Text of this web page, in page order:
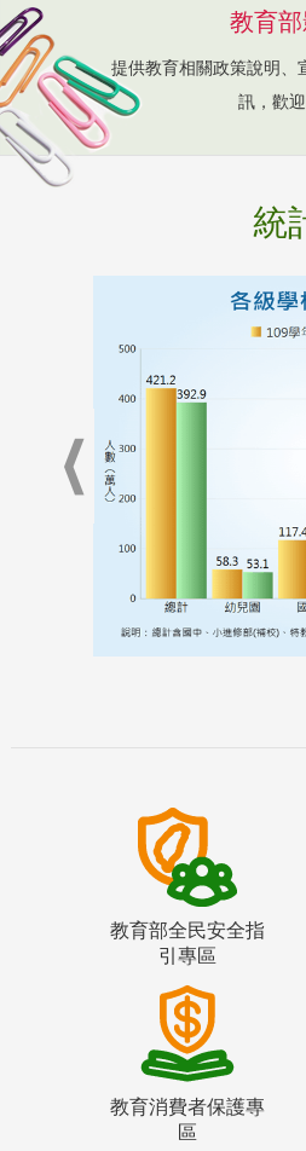
教育
提供教育相關政策說明、
訊，歡
統
教育部全民安全指
引專區
教育消費者保護專
區